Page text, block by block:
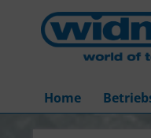
Home